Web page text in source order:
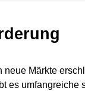
Märkte
es